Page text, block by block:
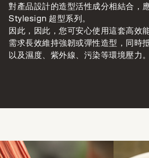
對產品設計的造型活性成分相結合，
Stylesign 超型系列。
因此，因此，您可安心使用這套高效
需求長效維持強韌或彈性造型，同時
以及濕度、紫外線、污染等環境壓力。